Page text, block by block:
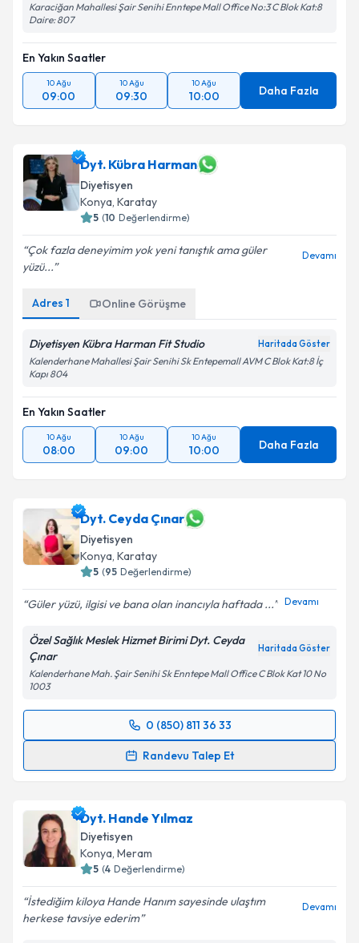
Karaciğan Mahallesi Şair Senihi Enntepe Mall Office No:3 C Blok Kat:8
Daire: 807
En Yakın Saatler
10 Ağu
09:00
10 Ağu
09:30
10 Ağu
10:00 Daha Fazla
Dyt. Kübra Harman
Diyetisyen
Konya, Karatay
5 (10 Değerlendirme)
Çok fazla deneyimim yok yeni tanıştık ama güler
yüzü...
Devamı
Adres 1 Online Görüşme
Diyetisyen Kübra Harman Fit Studio Haritada Göster
Kalenderhane Mahallesi Şair Senihi Sk Entepemall AVM C Blok Kat:8 İç
Kapı 804
En Yakın Saatler
10 Ağu
08:00
10 Ağu
09:00
10 Ağu
10:00 Daha Fazla
Dyt. Ceyda Çınar
Diyetisyen
Konya, Karatay
5 (95 Değerlendirme)
Güler yüzü, ilgisi ve bana olan inancıyla haftada ... Devamı
Özel Sağlık Meslek Hizmet Birimi Dyt. Ceyda
Çınar
Haritada Göster
Kalenderhane Mah. Şair Senihi Sk Enntepe Mall Office C Blok Kat 10 No
1003
0 (850) 811 36 33
Randevu Talep Et
Randevu Takvimi Talebi
takvim hazırlandığında e-posta ile bilgilendireceğiz.
E-posta Adresiniz
Kişisel verilerimin işlenmesine ilişkin
Dyt. Hande Yılmaz
Diyetisyen
Konya, Meram
5 (4 Değerlendirme)
İstediğim kiloya Hande Hanım sayesinde ulaştım
herkese tavsiye ederim
Devamı